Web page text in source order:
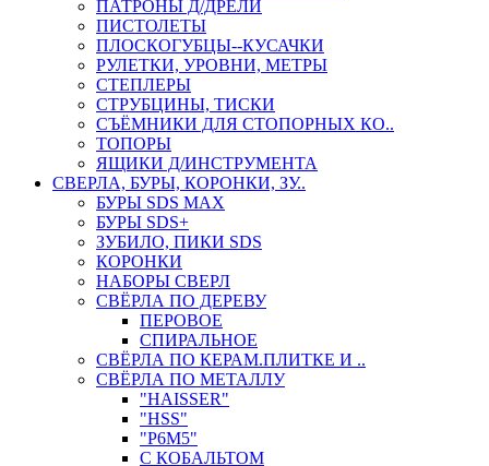
ПАТРОНЫ Д/ДРЕЛИ
ПИСТОЛЕТЫ
ПЛОСКОГУБЦЫ--КУСАЧКИ
РУЛЕТКИ, УРОВНИ, МЕТРЫ
СТЕПЛЕРЫ
СТРУБЦИНЫ, ТИСКИ
СЪЁМНИКИ ДЛЯ СТОПОРНЫХ КО..
ТОПОРЫ
ЯЩИКИ Д/ИНСТРУМЕНТА
СВЕРЛА, БУРЫ, КОРОНКИ, ЗУ..
БУРЫ SDS MAX
БУРЫ SDS+
ЗУБИЛО, ПИКИ SDS
КОРОНКИ
НАБОРЫ СВЕРЛ
СВЁРЛА ПО ДЕРЕВУ
ПЕРОВОЕ
СПИРАЛЬНОЕ
СВЁРЛА ПО КЕРАМ.ПЛИТКЕ И ..
СВЁРЛА ПО МЕТАЛЛУ
"HAISSER"
"HSS"
"Р6М5"
С КОБАЛЬТОМ